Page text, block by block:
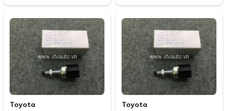
Toyota Toyota